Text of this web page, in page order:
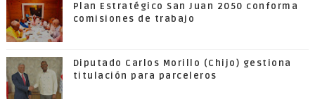
Plan Estratégico San Juan 2050 conforma
comisiones de trabajo
Diputado Carlos Morillo (Chijo) gestiona
titulación para parceleros